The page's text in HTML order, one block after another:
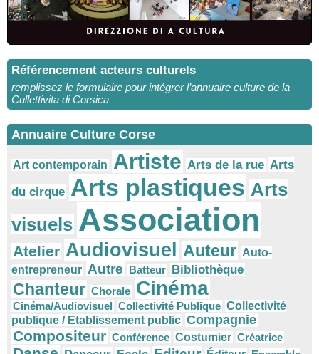
Référencement acteurs culturels
remplissez le formulaire pour intégrer l’annuaire culture de la
Cullettivita di Corsica
Annuaire Culture Corse
Art contemporain Artiste Arts de la rue Arts
du cirque Arts plastiques Arts
visuels Association
Atelier Audiovisuel Auteur Auto-
entrepreneur Autre Batteur Bibliothèque
Chanteur Chorale Cinéma
Cinéma/Audiovisuel Collectivité Publique Collectivité
publique / Etablissement public Compagnie
Compositeur Conférence Costumier Créatrice